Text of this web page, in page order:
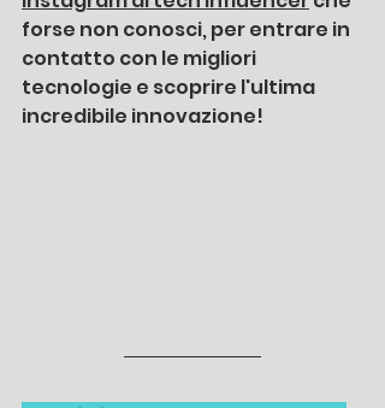
forse non conosci, per entrare in
contatto con le migliori
tecnologie e scoprire l'ultima
incredibile innovazione!